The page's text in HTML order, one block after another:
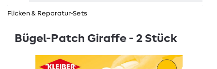
Flicken & Reparatur-Sets
Bügel-Patch Giraffe - 2 Stück